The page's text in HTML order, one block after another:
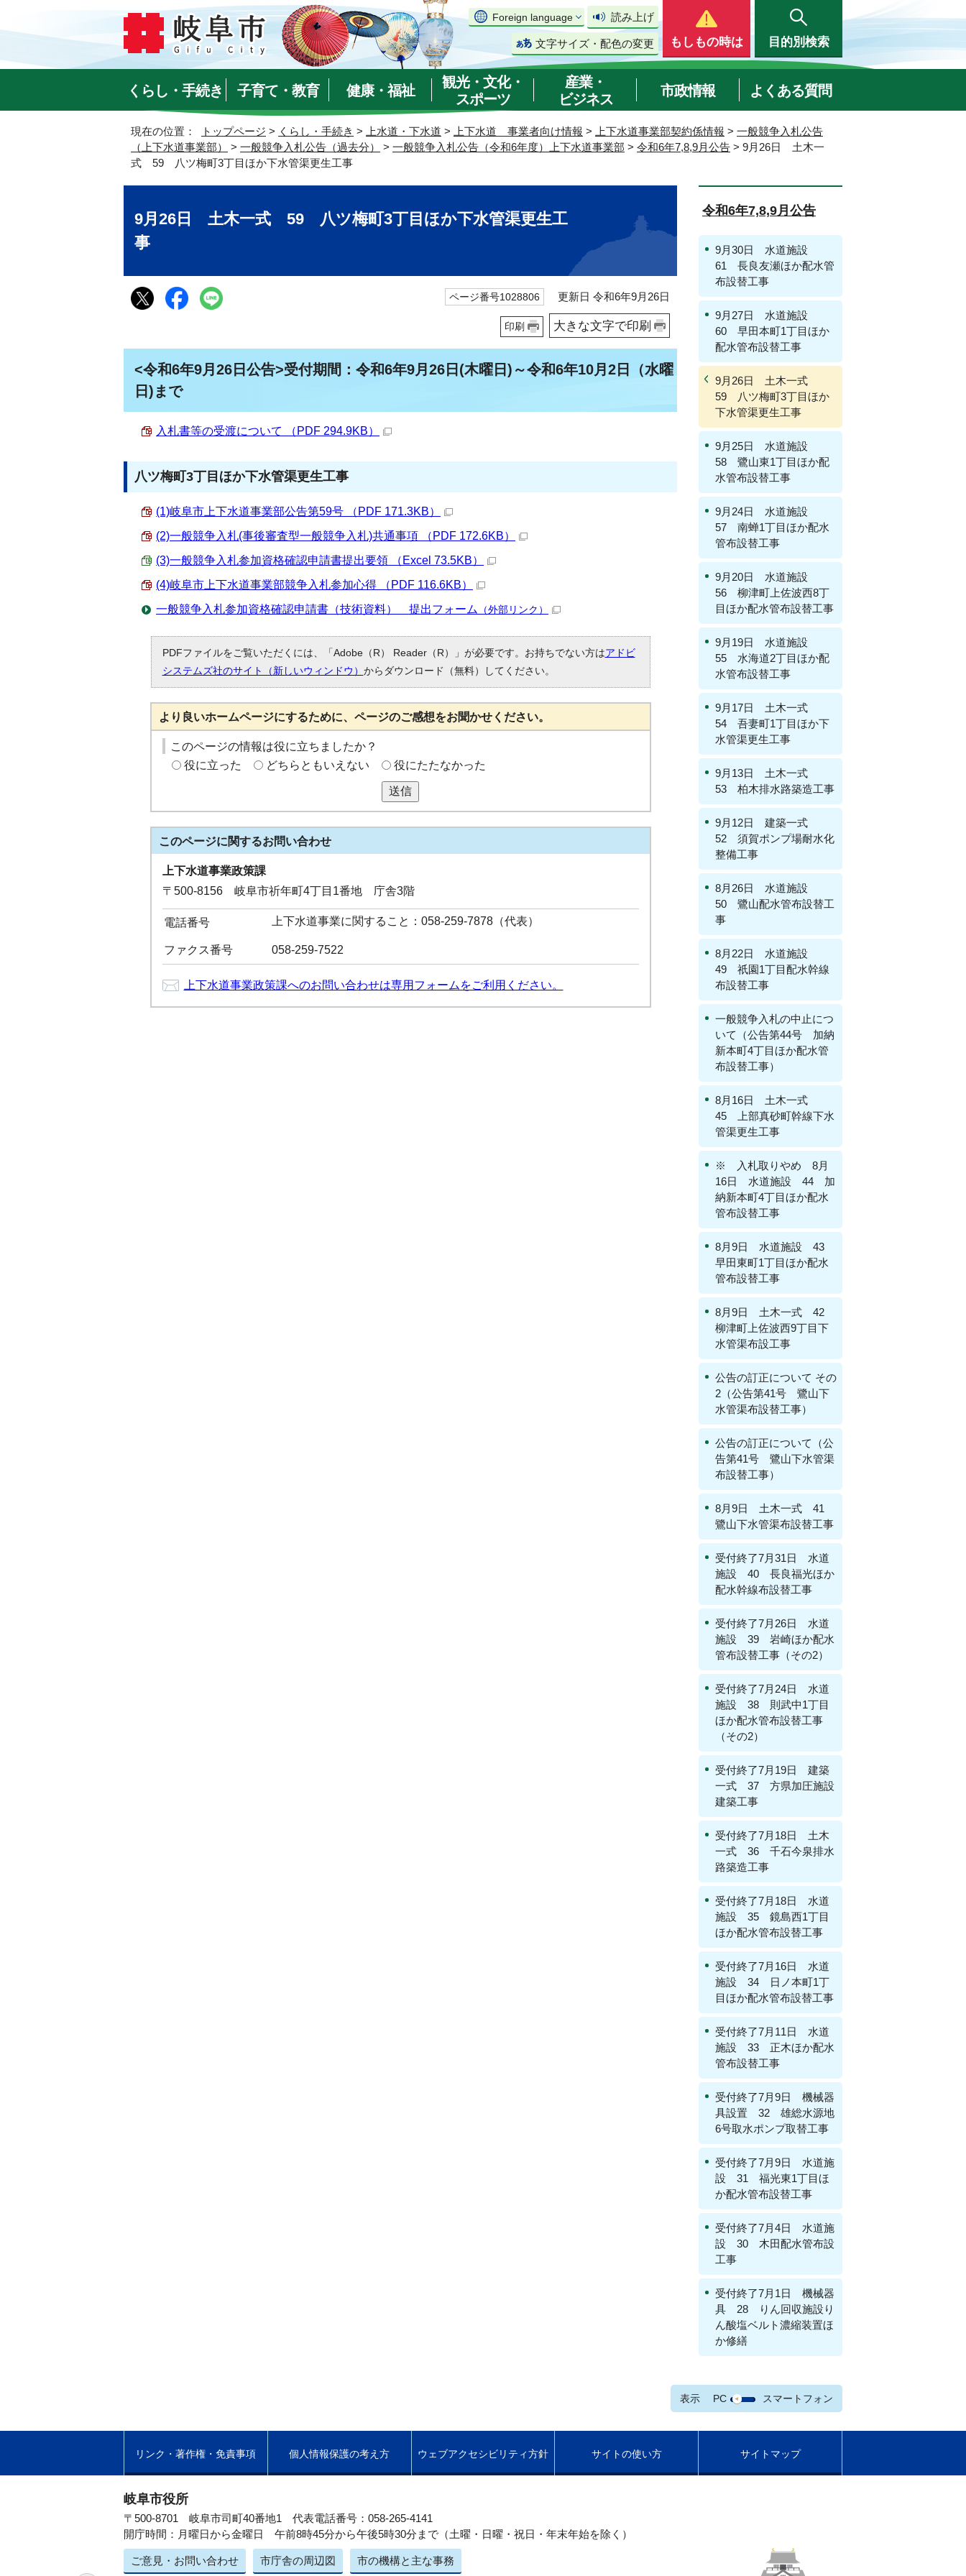
Foreign language 読み上げ
文字サイズ・配色の変更 もしもの時は 目的別検索
くらし・手続き 子育て・教育 健康・福祉
観光・文化・
スポーツ
産業・
ビジネス
市政情報 よくある質問
現在の位置： トップページ > くらし・手続き > 上水道・下水道 > 上下水道 事業者向け情報 > 上下水道事業部契約係情報 > 一般競争入札公告
（上下水道事業部）
> 一般競争入札公告（過去分） > 一般競争入札公告（令和6年度）上下水道事業部 > 令和6年7,8,9月公告 > 9月26日 土木一
式 59 八ツ梅町3丁目ほか下水管渠更生工事
9月26日 土木一式 59 八ツ梅町3丁目ほか下水管渠更生工
事
ページ番号1028806 更新日 令和6年9月26日
印刷 大きな文字で印刷
<令和6年9月26日公告>受付期間：令和6年9月26日(木曜日)～令和6年10月2日（水曜
日)まで
入札書等の受渡について （PDF 294.9KB）
八ツ梅町3丁目ほか下水管渠更生工事
(1)岐阜市上下水道事業部公告第59号 （PDF 171.3KB）
(2)一般競争入札(事後審査型一般競争入札)共通事項 （PDF 172.6KB）
(3)一般競争入札参加資格確認申請書提出要領 （Excel 73.5KB）
(4)岐阜市上下水道事業部競争入札参加心得 （PDF 116.6KB）
一般競争入札参加資格確認申請書（技術資料） 提出フォーム
（外部リンク）
PDFファイルをご覧いただくには、「Adobe（R） Reader（R）」が必要です。お持ちでない方はアドビ
システムズ社のサイト（新しいウィンドウ） からダウンロード（無料）してください。
より良いホームページにするために、ページのご感想をお聞かせください。
このページの情報は役に立ちましたか？
役に立った
どちらともいえない 役にたたなかった
送信
このページに関するお問い合わせ
上下水道事業政策課
〒500-8156 岐阜市祈年町4丁目1番地 庁舎3階
電話番号 上下水道事業に関すること：058-259-7878（代表）
ファクス番号 058-259-7522
上下水道事業政策課へのお問い合わせは専用フォームをご利用ください。
令和6年7,8,9月公告
9月30日 水道施設
61 長良友瀬ほか配水管
布設替工事
9月27日 水道施設
60 早田本町1丁目ほか
配水管布設替工事
9月26日 土木一式
59 八ツ梅町3丁目ほか
下水管渠更生工事
9月25日 水道施設
58 鷺山東1丁目ほか配
水管布設替工事
9月24日 水道施設
57 南蝉1丁目ほか配水
管布設替工事
9月20日 水道施設
56 柳津町上佐波西8丁
目ほか配水管布設替工事
9月19日 水道施設
55 水海道2丁目ほか配
水管布設替工事
9月17日 土木一式
54 吾妻町1丁目ほか下
水管渠更生工事
9月13日 土木一式
53 柏木排水路築造工事
9月12日 建築一式
52 須賀ポンプ場耐水化
整備工事
8月26日 水道施設
50 鷺山配水管布設替工
事
8月22日 水道施設
49 祇園1丁目配水幹線
布設替工事
一般競争入札の中止につ
いて（公告第44号 加納
新本町4丁目ほか配水管
布設替工事）
8月16日 土木一式
45 上部真砂町幹線下水
管渠更生工事
※ 入札取りやめ 8月
16日 水道施設 44 加
納新本町4丁目ほか配水
管布設替工事
8月9日 水道施設 43
早田東町1丁目ほか配水
管布設替工事
8月9日 土木一式 42
柳津町上佐波西9丁目下
水管渠布設工事
公告の訂正について その
2（公告第41号 鷺山下
水管渠布設替工事）
公告の訂正について（公
告第41号 鷺山下水管渠
布設替工事）
8月9日 土木一式 41
鷺山下水管渠布設替工事
受付終了7月31日 水道
施設 40 長良福光ほか
配水幹線布設替工事
受付終了7月26日 水道
施設 39 岩崎ほか配水
管布設替工事（その2）
受付終了7月24日 水道
施設 38 則武中1丁目
ほか配水管布設替工事
（その2）
受付終了7月19日 建築
一式 37 方県加圧施設
建築工事
受付終了7月18日 土木
一式 36 千石今泉排水
路築造工事
受付終了7月18日 水道
施設 35 鏡島西1丁目
ほか配水管布設替工事
受付終了7月16日 水道
施設 34 日ノ本町1丁
目ほか配水管布設替工事
受付終了7月11日 水道
施設 33 正木ほか配水
管布設替工事
受付終了7月9日 機械器
具設置 32 雄総水源地
6号取水ポンプ取替工事
受付終了7月9日 水道施
設 31 福光東1丁目ほ
か配水管布設替工事
受付終了7月4日 水道施
設 30 木田配水管布設
工事
受付終了7月1日 機械器
具 28 りん回収施設り
ん酸塩ベルト濃縮装置ほ
か修繕
表示 PC スマートフォン
リンク・著作権・免責事項 個人情報保護の考え方 ウェブアクセシビリティ方針 サイトの使い方 サイトマップ
岐阜市役所
〒500-8701 岐阜市司町40番地1 代表電話番号：058-265-4141
開庁時間：月曜日から金曜日 午前8時45分から午後5時30分まで（土曜・日曜・祝日・年末年始を除く）
ご意見・お問い合わせ 市庁舎の周辺図 市の機構と主な事務